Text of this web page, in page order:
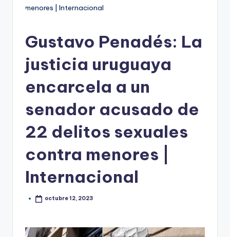
Gustavo Penadés: La
justicia uruguaya
encarcela a un
senador acusado de
22 delitos sexuales
contra menores |
Internacional
octubre 12, 2023